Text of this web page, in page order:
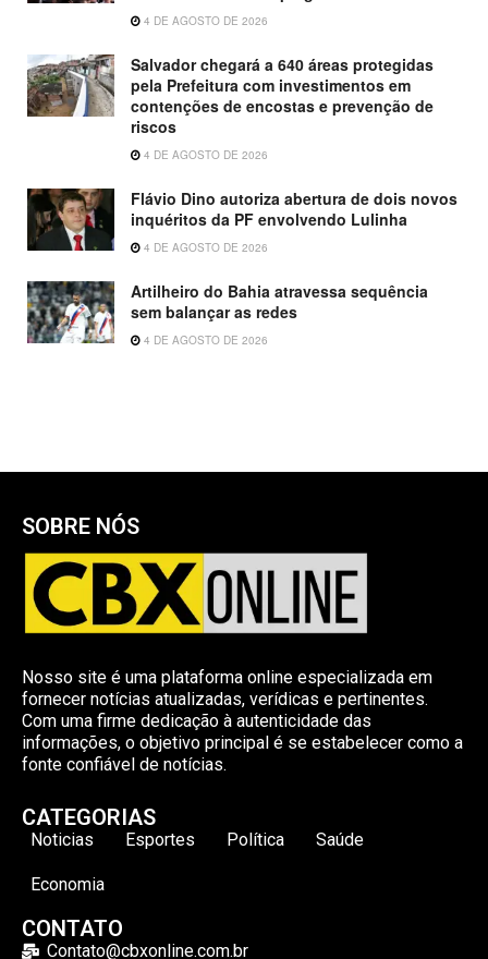
4 DE AGOSTO DE 2026
Salvador chegará a 640 áreas protegidas
pela Prefeitura com investimentos em
contenções de encostas e prevenção de
riscos
4 DE AGOSTO DE 2026
Flávio Dino autoriza abertura de dois novos
inquéritos da PF envolvendo Lulinha
4 DE AGOSTO DE 2026
Artilheiro do Bahia atravessa sequência
sem balançar as redes
4 DE AGOSTO DE 2026
SOBRE NÓS
Nosso site é uma plataforma online especializada em
fornecer notícias atualizadas, verídicas e pertinentes.
Com uma firme dedicação à autenticidade das
informações, o objetivo principal é se estabelecer como a
fonte confiável de notícias.
CATEGORIAS
Noticias Esportes Política Saúde
Economia
CONTATO
Contato@cbxonline.com.br